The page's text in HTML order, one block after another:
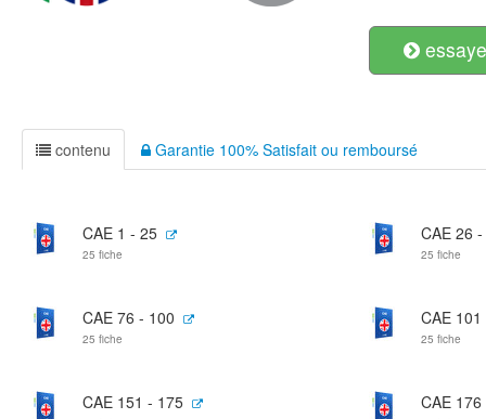
contenu Garantie 100% Satisfait ou remboursé
CAE 1 - 25
25 fiche
CAE 26
25 fiche
CAE 76 - 100
25 fiche
CAE
25 fiche
CAE 151 - 175 CAE